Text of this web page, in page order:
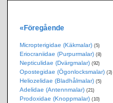
«Föregående
Micropterigidae (Käkmalar) (5)
Eriocraniidae (Purpurmalar) (8)
Nepticulidae (Dvärgmalar) (92)
Opostegidae (Ögonlocksmalar) (3)
Heliozelidae (Bladhålmalar) (5)
Adelidae (Antennmalar) (21)
Prodoxidae (Knoppmalar) (10)